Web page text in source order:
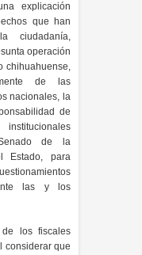
explicación
que han
ciudadanía,
operación
chihuahuense,
de las
nacionales, la
de
de la
Estado, para
las y los
los fiscales
considerar que